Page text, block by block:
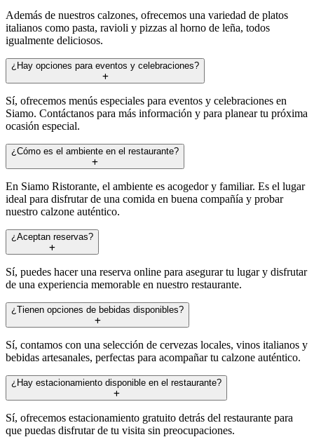
Además de nuestros calzones, ofrecemos una variedad de platos
italianos como pasta, ravioli y pizzas al horno de leña, todos
igualmente deliciosos.
¿Hay opciones para eventos y celebraciones?
Sí, ofrecemos menús especiales para eventos y celebraciones en
Siamo. Contáctanos para más información y para planear tu próxima
ocasión especial.
¿Cómo es el ambiente en el restaurante?
En Siamo Ristorante, el ambiente es acogedor y familiar. Es el lugar
ideal para disfrutar de una comida en buena compañía y probar
nuestro calzone auténtico.
¿Aceptan reservas?
Sí, puedes hacer una reserva online para asegurar tu lugar y disfrutar
de una experiencia memorable en nuestro restaurante.
¿Tienen opciones de bebidas disponibles?
Sí, contamos con una selección de cervezas locales, vinos italianos y
bebidas artesanales, perfectas para acompañar tu calzone auténtico.
¿Hay estacionamiento disponible en el restaurante?
Sí, ofrecemos estacionamiento gratuito detrás del restaurante para
que puedas disfrutar de tu visita sin preocupaciones.